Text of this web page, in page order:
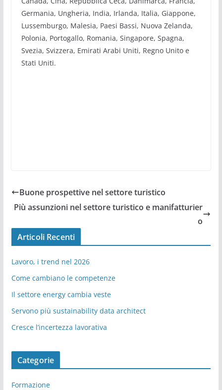
Germania, Ungheria, India, Irlanda, Italia, Giappone,
Lussemburgo, Malesia, Paesi Bassi, Nuova Zelanda,
Polonia, Portogallo, Romania, Singapore, Spagna,
Svezia, Svizzera, Emirati Arabi Uniti, Regno Unito e
Stati Uniti.
Buone prospettive nel settore turistico
Più assunzioni nel settore turistico e manifatturier
o
Articoli Recenti
Lavoro, i trend nel 2026
Come cambiano le competenze
Il settore energy cambia veste
Servono più sustainability data architect
Cresce l’incertezza lavorativa
Categorie
Formazione